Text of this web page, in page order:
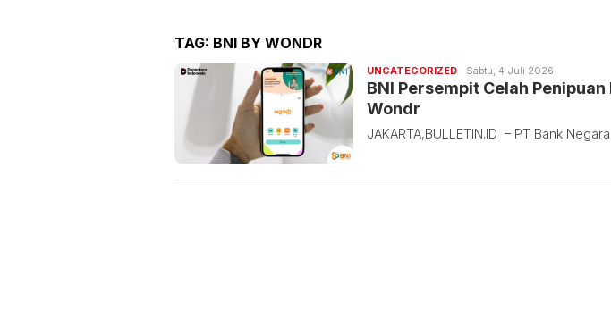
TAG: BNI BY WONDR
UNCATEGORIZEDRedaksi
Bulletin
Sabtu, 4 Juli 2026
BNI Persempit Celah
Wondr
JAKARTA,BULLETIN.ID – PT Bank Negara